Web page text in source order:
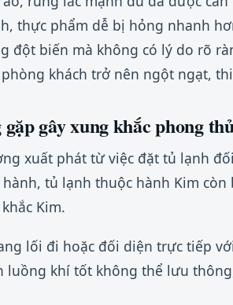
thực phẩm dễ bị hỏng nhanh
đột biến mà không có lý do rõ
khách trở nên ngột ngạt,
gây xung khắc phong
xuất phát từ việc đặt tủ lạnh
tủ lạnh thuộc hành Kim
Kim.
lối đi hoặc đối diện trực tiếp
luồng khí tốt không thể lưu